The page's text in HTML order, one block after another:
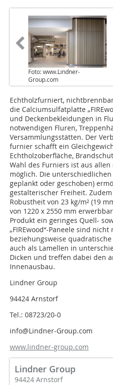
Foto: www.Lindner-
Group.com
Echtholzfurniert,
die Calciumsulfatplatte
und Deckenbekleidungen in
notwendigen Fluren,
Versammlungsstätten. Der
furnier schafft ein
Echtholzoberfläche,
Wahl des Furniers ist aus
möglich. Die
geplankt oder geschoben)
gestalterischer Freiheit.
Robustheit von 23 kg/m² (19
von 1220 x 2550 mm
Produkt ein geringes Quell-
„FIREwood“-Paneele sind
beziehungsweise
auch als Lamellen in
Dicken und treffen dabei den
Innenausbau.
Lindner Group
94424 Arnstorf
Tel.: 08723/20-0
info@Lindner-Group.com
www.lindner-group.com
Lindner Group
94424 Arnstorf